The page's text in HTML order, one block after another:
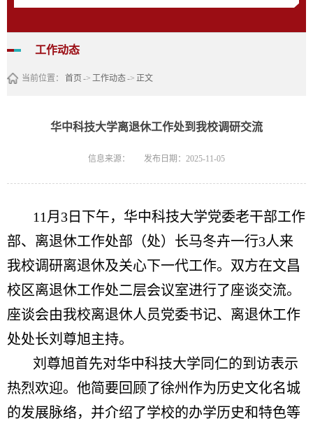
工作动态
当前位置： 首页 -> 工作动态-> 正文
华中科技大学离退休工作处到我校调研交流
信息来源： 发布日期：2025-11-05
11月3日下午，华中科技大学党委老干部工作
部、离退休工作处部（处）长马冬卉一行3人来
我校调研离退休及关心下一代工作。双方在文昌
校区离退休工作处二层会议室进行了座谈交流。
座谈会由我校离退休人员党委书记、离退休工作
处处长刘尊旭主持。
刘尊旭首先对华中科技大学同仁的到访表示
热烈欢迎。他简要回顾了徐州作为历史文化名城
的发展脉络，并介绍了学校的办学历史和特色等